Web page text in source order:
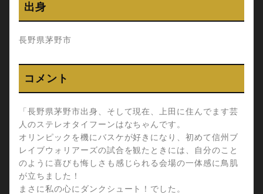
出身
長野県茅野市
コメント
「長野県茅野市出身、そして現在、上田に住んでます芸
人のステレオタイフーンはなちゃんです。
オリンピックを機にバスケが好きになり、初めて信州ブ
レイブウォリアーズの試合を観たときには、自分のこと
のように喜びも悔しさも感じられる会場の一体感に鳥肌
が立ちました！
まさに私の心にダンクシュート！でした。